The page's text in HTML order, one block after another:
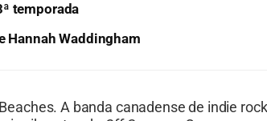
temporada
Hannah Waddingham
A banda canadense de indie rock